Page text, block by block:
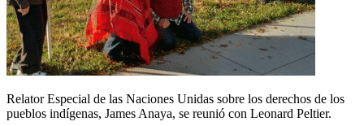
Relator Especial de las Naciones Unidas sobre los derechos de los
pueblos indígenas, James Anaya, se reunió con Leonard Peltier.